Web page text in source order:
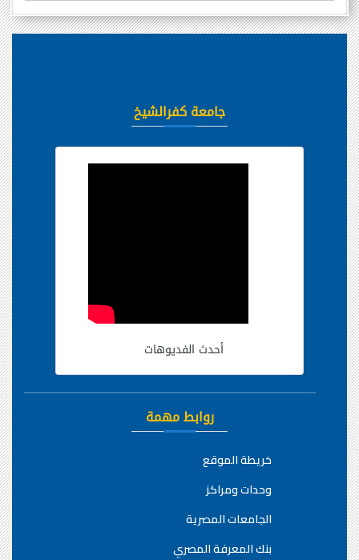
جامعة كفرالشيخ
أحدث الفديوهات
روابط مهمة
خريطة الموقع
وحدات ومراكز
الجامعات المصرية
بنك المعرفة المصري